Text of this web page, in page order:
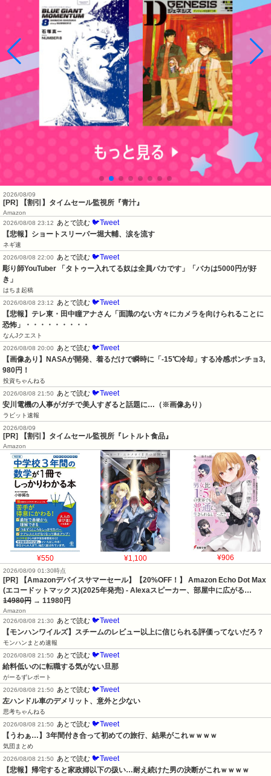
2026/08/09
[PR] 【割引】タイムセール監視所『青汁』
Amazon
2026/08/08 23:12
あとで読む 🐦Tweet
【悲報】ショートスリーパー堀大輔、涙を流す
ネギ速
2026/08/08 22:00
あとで読む 🐦Tweet
彫り師YouTuber 「タトゥー入れてる奴は全員バカです」「バカは5000円が好
き」
はちま起稿
2026/08/08 23:12
あとで読む 🐦Tweet
【悲報】テレ東・田中瞳アナさん「面識のない方々にカメラを向けられることに
恐怖」・・・・・・・・・
なんJクエスト
2026/08/08 20:00
あとで読む 🐦Tweet
【画像あり】NASAが開発、着るだけで瞬時に「-15℃冷却」する冷感ポンチョ3,
980円！
投資ちゃんねる
2026/08/08 21:50
あとで読む 🐦Tweet
安川電機の人事がガチで美人すぎると話題に…（※画像あり）
ラビット速報
2026/08/09
[PR] 【割引】タイムセール監視所『レトルト食品』
Amazon
¥550 ¥1,100 ¥906
2026/08/09 01:30時点
[PR] 【Amazonデバイスサマーセール】【20%OFF！】 Amazon Echo Dot Max
(エコードットマックス)(2025年発売) - Alexaスピーカー、部屋中に広がる…
14980円 → 11980円
Amazon
2026/08/08 21:30
あとで読む 🐦Tweet
【モンハンワイルズ】スチームのレビュー以上に信じられる評価ってないだろ？
モンハンまとめ速報
2026/08/08 21:50
あとで読む 🐦Tweet
給料低いのに転職する気がない旦那
がーるずレポート
2026/08/08 21:50
あとで読む 🐦Tweet
左ハンドル車のデメリット、意外と少ない
思考ちゃんねる
2026/08/08 21:50
あとで読む 🐦Tweet
【うわぁ…】3年間付き合って初めての旅行、結果がこれｗｗｗｗ
気団まとめ
2026/08/08 21:50
あとで読む 🐦Tweet
【悲報】帰宅すると家政婦以下の扱い…耐え続けた男の決断がこれｗｗｗｗ